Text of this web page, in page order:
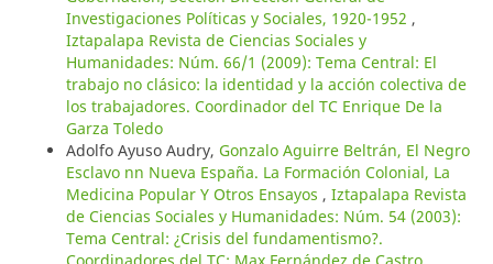
Investigaciones Políticas y Sociales, 1920-1952 ,
Iztapalapa Revista de Ciencias Sociales y
Humanidades: Núm. 66/1 (2009): Tema Central: El
trabajo no clásico: la identidad y la acción colectiva de
los trabajadores. Coordinador del TC Enrique De la
Garza Toledo
Adolfo Ayuso Audry, Gonzalo Aguirre Beltrán, El Negro
Esclavo nn Nueva España. La Formación Colonial, La
Medicina Popular Y Otros Ensayos , Iztapalapa Revista
de Ciencias Sociales y Humanidades: Núm. 54 (2003):
Tema Central: ¿Crisis del fundamentismo?.